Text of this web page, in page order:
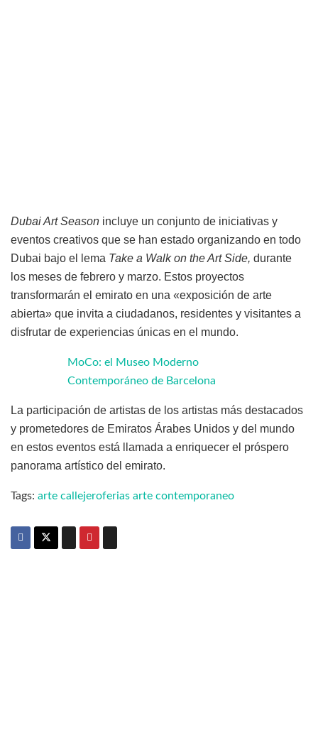
Dubai Art Season incluye un conjunto de iniciativas y
eventos creativos que se han estado organizando en todo
Dubai bajo el lema Take a Walk on the Art Side, durante
los meses de febrero y marzo. Estos proyectos
transformarán el emirato en una «exposición de arte
abierta» que invita a ciudadanos, residentes y visitantes a
disfrutar de experiencias únicas en el mundo.
MoCo: el Museo Moderno
Contemporáneo de Barcelona
La participación de artistas de los artistas más destacados
y prometedores de Emiratos Árabes Unidos y del mundo
en estos eventos está llamada a enriquecer el próspero
panorama artístico del emirato.
Tags: arte callejeroferias arte contemporaneo